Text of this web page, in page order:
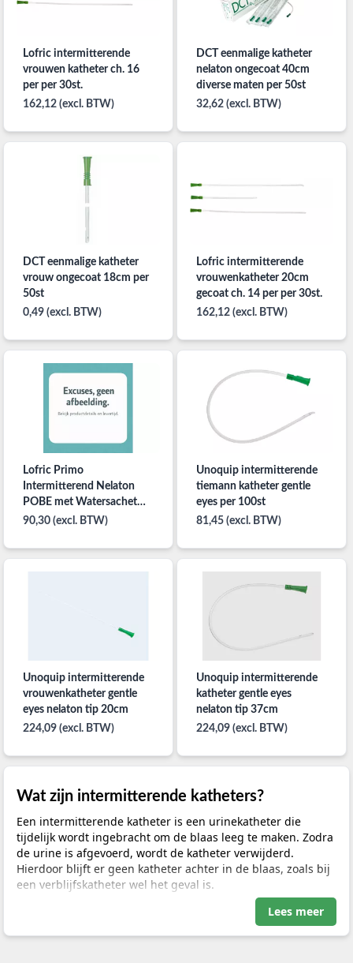
Lofric intermitterende
vrouwen katheter ch. 16
per per 30st.
162,12 (excl. BTW)
DCT eenmalige katheter
nelaton ongecoat 40cm
diverse maten per 50st
32,62 (excl. BTW)
DCT eenmalige katheter
vrouw ongecoat 18cm per
50st
0,49 (excl. BTW)
Lofric intermitterende
vrouwenkatheter 20cm
gecoat ch. 14 per per 30st.
162,12 (excl. BTW)
Lofric Primo
Intermitterend Nelaton
POBE met Watersachet
Gecoat Ch14 20cm per
90,30 (excl. BTW)
Unoquip intermitterende
tiemann katheter gentle
eyes per 100st
81,45 (excl. BTW)
Unoquip intermitterende
vrouwenkatheter gentle
eyes nelaton tip 20cm
224,09 (excl. BTW)
Unoquip intermitterende
katheter gentle eyes
nelaton tip 37cm
224,09 (excl. BTW)
Wat zijn intermitterende katheters?
Een intermitterende katheter is een urinekatheter die
tijdelijk wordt ingebracht om de blaas leeg te maken. Zodra
de urine is afgevoerd, wordt de katheter verwijderd.
Hierdoor blijft er geen katheter achter in de blaas, zoals bij
een verblijfskatheter wel het geval is.
Intermitterende katheterisatie wordt toegepast bij
patiënten die hun blaas niet volledig kunnen legen of
Lees meer